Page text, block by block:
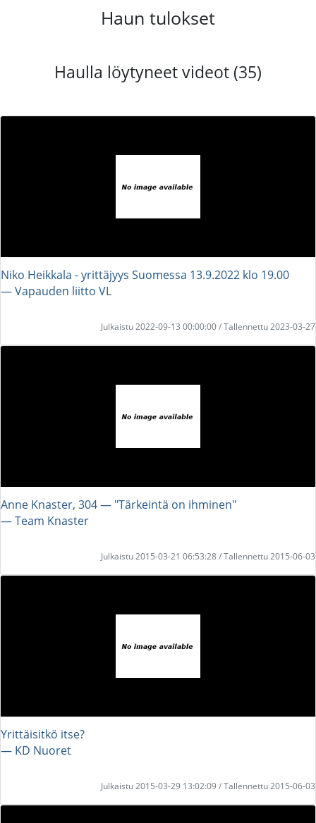
Haun tulokset
Haulla löytyneet videot (35)
Niko Heikkala - yrittäjyys Suomessa 13.9.2022 klo 19.00
― Vapauden liitto VL
Julkaistu 2022-09-13 00:00:00 / Tallennettu 2023-03-27
Anne Knaster, 304 — "Tärkeintä on ihminen"
― Team Knaster
Julkaistu 2015-03-21 06:53:28 / Tallennettu 2015-06-03
Yrittäisitkö itse?
― KD Nuoret
Julkaistu 2015-03-29 13:02:09 / Tallennettu 2015-06-03